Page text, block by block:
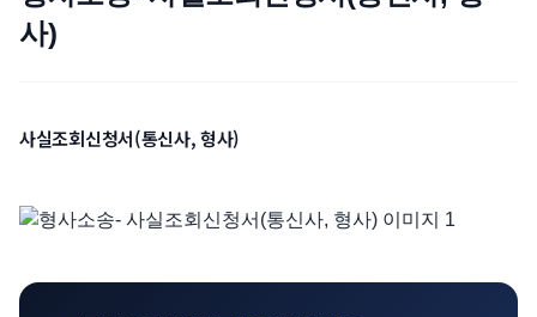
전체
법률 블로그
뉴스레터/브로슈어
사)
사실조회신청서(통신사, 형사)